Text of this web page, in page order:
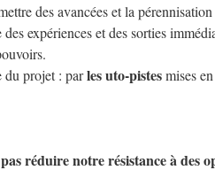
des avancées et la
des expériences et des sorties
du projet : parles uto-pistesmises
réduire notre résistance à des